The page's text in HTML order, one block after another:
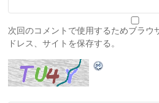
次回のコメントで使用するためブラウ
ドレス、サイトを保存する。